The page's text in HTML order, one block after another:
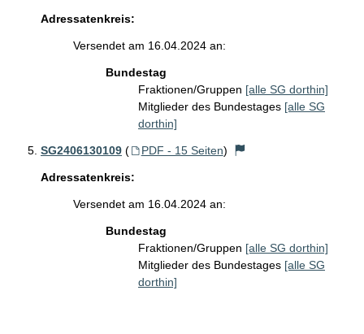
Adressatenkreis:
Versendet am 16.04.2024 an:
Bundestag
Fraktionen/Gruppen [alle SG dorthin]
Mitglieder des Bundestages [alle SG
dorthin]
SG2406130109 ( PDF - 15 Seiten)
Adressatenkreis:
Versendet am 16.04.2024 an:
Bundestag
Fraktionen/Gruppen [alle SG dorthin]
Mitglieder des Bundestages [alle SG
dorthin]